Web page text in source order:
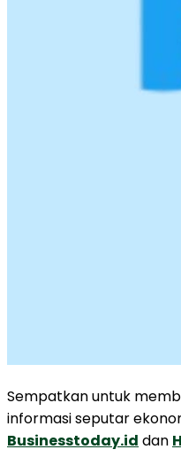
Sempatkan untuk
informasi seputar
Businesstoday.id dan